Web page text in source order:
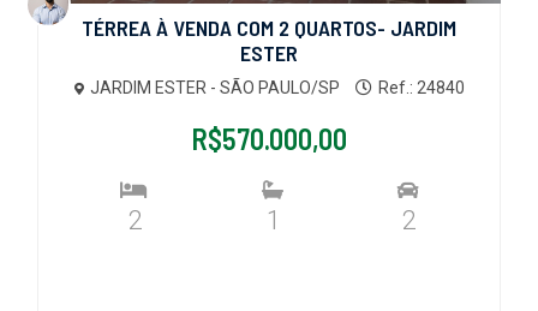
TÉRREA À VENDA COM 2 QUARTOS- JARDIM
ESTER
JARDIM ESTER - SÃO PAULO/SP Ref.: 24840
R$570.000,00
2 1 2